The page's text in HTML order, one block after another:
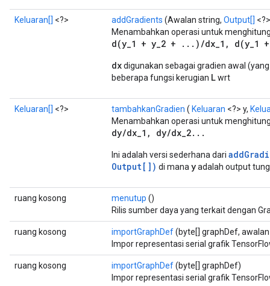
Keluaran[] <?> addGradients (Awalan string, Output[]
Menambahkan operasi untuk
d(y_1 + y_2 + ...)/dx_1, d(y_1
dxdigunakan sebagai gradien awal
beberapa fungsi kerugian Lwrt
Keluaran[] <?> tambahkanGradien ( Keluaran <?> y,
Menambahkan operasi untuk
dy/dx_1, dy/dx_2...
Ini adalah versi sederhana dari
Output[]) di mana yadalah output
ruang kosong menutup ()
Rilis sumber daya yang terkait dengan
ruang kosong importGraphDef(byte[] graphDef,
Impor representasi serial grafik
ruang kosong importGraphDef(byte[] graphDef)
Impor representasi serial grafik